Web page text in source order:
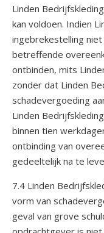
Linden
kan voldoen. Indien
ingebrekestelling
betreffende
ontbinden, mits
zonder dat Linden
schadevergoeding
Linden
binnen tien
ontbinding van
gedeeltelijk na te
7.4 Linden
vorm van
geval van grove